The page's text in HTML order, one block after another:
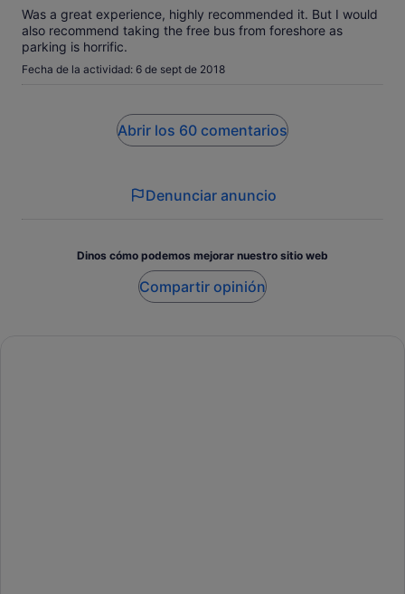
Was a great experience, highly recommended it. But I would
also recommend taking the free bus from foreshore as
parking is horrific.
Fecha de la actividad: 6 de sept de 2018
Abrir los 60 comentarios
Denunciar anuncio
Dinos cómo podemos mejorar nuestro sitio web
Compartir opinión